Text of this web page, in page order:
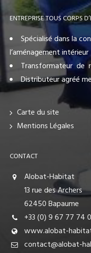
ENTREPRISE TOUS CORPS
Spécialisé dans la
l’aménagement intérieur
Transformateur de
Distributeur agréé
Carte du site
Mentions Légales
CONTACT
Alobat-Habitat
13 rue des Archers
62450 Bapaume
+33 (0) 9 67 77 74
www.alobat-
contact@alobat-